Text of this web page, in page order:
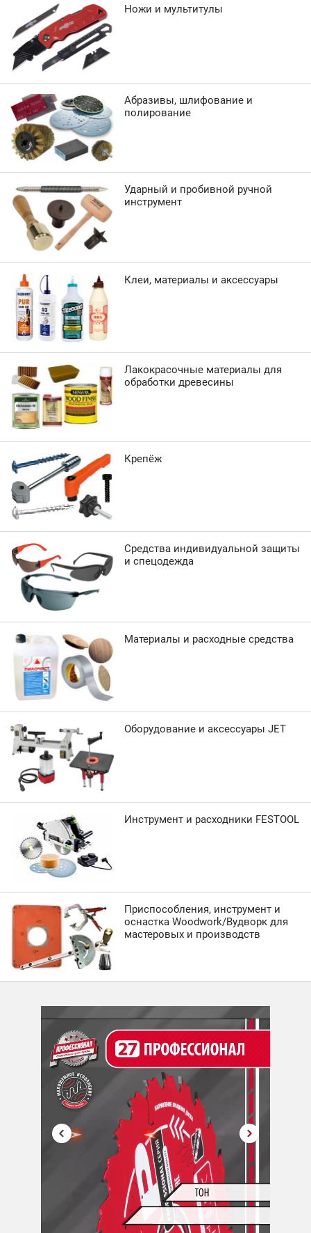
Ножи и мультитулы
Абразивы, шлифование и
полирование
Ударный и пробивной ручной
инструмент
Клеи, материалы и аксессуары
Лакокрасочные материалы для
обработки древесины
Крепёж
Средства индивидуальной защиты
и спецодежда
Материалы и расходные средства
Оборудование и аксессуары JET
Инструмент и расходники FESTOOL
Приспособления, инструмент и
оснастка Woodwork/Вудворк для
мастеровых и производств